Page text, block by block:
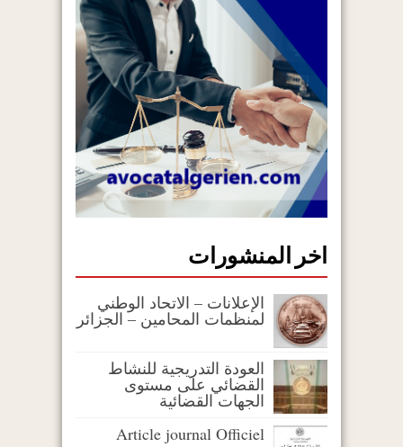
اخر المنشورات
الإعلانات – الاتحاد الوطني
لمنظمات المحامين – الجزائر
العودة التدريجية للنشاط
القضائي على مستوى
الجهات القضائية
Article journal Officiel